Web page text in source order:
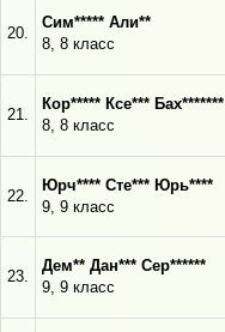
20.
Сим***** Али**
8, 8 класс
21.
Кор***** Ксе*** Бах*******
8, 8 класс
22.
Юрч**** Сте*** Юрь****
9, 9 класс
23.
Дем** Дан*** Сер******
9, 9 класс